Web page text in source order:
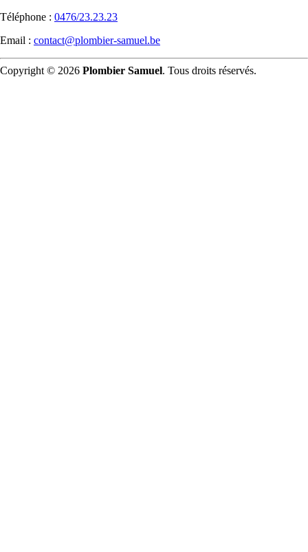
Téléphone : 0476/23.23.23
Email : contact@plombier-samuel.be
Copyright © 2026 Plombier Samuel. Tous droits réservés.